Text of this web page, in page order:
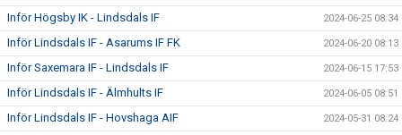
Inför Högsby IK - Lindsdals IF 2024-06-25 08:34
Inför Lindsdals IF - Asarums IF FK 2024-06-20 08:13
Inför Saxemara IF - Lindsdals IF 2024-06-15 17:53
Inför Lindsdals IF - Älmhults IF 2024-06-05 08:51
Inför Lindsdals IF - Hovshaga AIF 2024-05-31 08:24